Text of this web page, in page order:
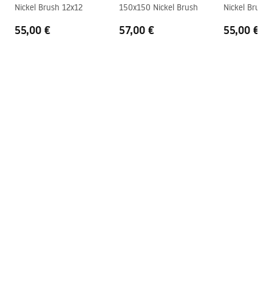
acciaio, 24 mesi per gli altri
Nickel Brush 12x12
55,00 €
150x150 Nickel Brush
57,00 €
Nickel Brush
55,00 €